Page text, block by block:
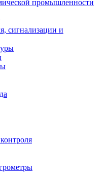
промышленности
сигнализации и